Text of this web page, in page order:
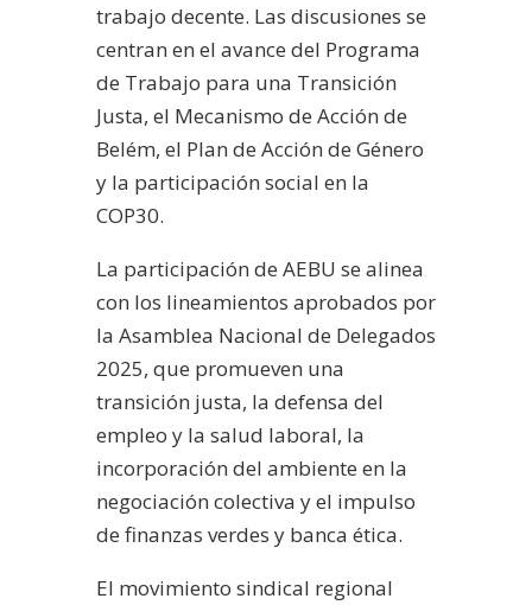
trabajo decente. Las discusiones se
centran en el avance del Programa
de Trabajo para una Transición
Justa, el Mecanismo de Acción de
Belém, el Plan de Acción de Género
y la participación social en la
COP30.
La participación de AEBU se alinea
con los lineamientos aprobados por
la Asamblea Nacional de Delegados
2025, que promueven una
transición justa, la defensa del
empleo y la salud laboral, la
incorporación del ambiente en la
negociación colectiva y el impulso
de finanzas verdes y banca ética.
El movimiento sindical regional